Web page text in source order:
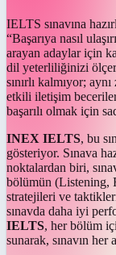
IELTS sınavına
“Başarıya nasıl
arayan adaylar için
dil yeterliliğinizi
sınırlı kalmıyor;
etkili iletişim
başarılı olmak için
INEX IELTS, bu
gösteriyor. Sınava
noktalardan biri,
bölümün (Listening,
stratejileri ve
sınavda daha iyi
IELTS, her bölüm
sunarak, sınavın her